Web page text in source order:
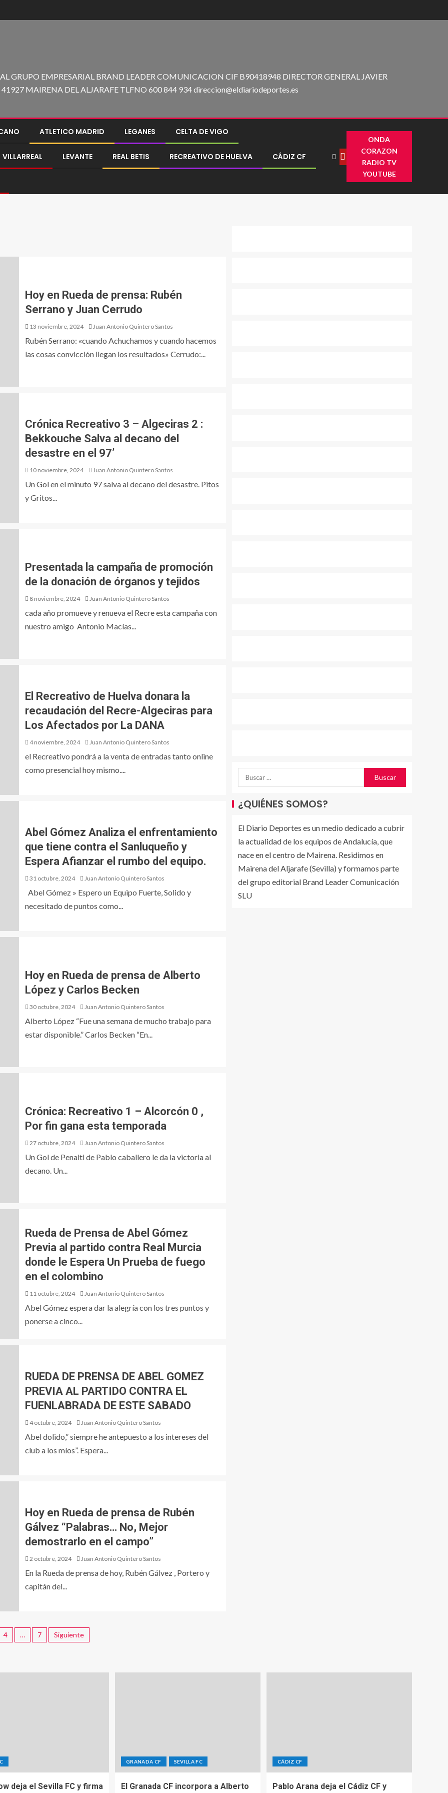
GRUPO EMPRESARIAL BRAND LEADER COMUNICACION CIF B90418948 DIRECTOR GENERAL JAVIER
MAIRENA DEL ALJARAFE TLFNO 600 844 934 direccion@eldiariodeportes.es
ATLETICO MADRID LEGANES CELTA DE VIGO
VILLARREAL LEVANTE REAL BETIS RECREATIVO DE HUELVA CÁDIZ CF
ONDA
CORAZON
RADIO TV
YOUTUBE
Hoy en Rueda de prensa: Rubén
Serrano y Juan Cerrudo
13 noviembre, 2024 Juan Antonio Quintero Santos
Rubén Serrano: «cuando Achuchamos y cuando hacemos
las cosas convicción llegan los resultados» Cerrudo:...
Crónica Recreativo 3 – Algeciras 2 :
Bekkouche Salva al decano del
desastre en el 97’
10 noviembre, 2024 Juan Antonio Quintero Santos
Un Gol en el minuto 97 salva al decano del desastre. Pitos
y Gritos...
Presentada la campaña de promoción
de la donación de órganos y tejidos
8 noviembre, 2024 Juan Antonio Quintero Santos
cada año promueve y renueva el Recre esta campaña con
nuestro amigo Antonio Macías...
El Recreativo de Huelva donara la
recaudación del Recre-Algeciras para
Los Afectados por La DANA
4 noviembre, 2024 Juan Antonio Quintero Santos
el Recreativo pondrá a la venta de entradas tanto online
como presencial hoy mismo....
Abel Gómez Analiza el enfrentamiento
que tiene contra el Sanluqueño y
Espera Afianzar el rumbo del equipo.
31 octubre, 2024 Juan Antonio Quintero Santos
Abel Gómez » Espero un Equipo Fuerte, Solido y
necesitado de puntos como...
Hoy en Rueda de prensa de Alberto
López y Carlos Becken
30 octubre, 2024 Juan Antonio Quintero Santos
Alberto López “Fue una semana de mucho trabajo para
estar disponible.” Carlos Becken “En...
Crónica: Recreativo 1 – Alcorcón 0 ,
Por fin gana esta temporada
27 octubre, 2024 Juan Antonio Quintero Santos
Un Gol de Penalti de Pablo caballero le da la victoria al
decano. Un...
Rueda de Prensa de Abel Gómez
Previa al partido contra Real Murcia
donde le Espera Un Prueba de fuego
en el colombino
11 octubre, 2024 Juan Antonio Quintero Santos
Abel Gómez espera dar la alegría con los tres puntos y
ponerse a cinco...
RUEDA DE PRENSA DE ABEL GOMEZ
PREVIA AL PARTIDO CONTRA EL
FUENLABRADA DE ESTE SABADO
4 octubre, 2024 Juan Antonio Quintero Santos
Abel dolido,” siempre he antepuesto a los intereses del
club a los míos”. Espera...
Hoy en Rueda de prensa de Rubén
Gálvez “Palabras… No, Mejor
demostrarlo en el campo”
2 octubre, 2024 Juan Antonio Quintero Santos
En la Rueda de prensa de hoy, Rubén Gálvez , Portero y
capitán del...
4 … 7 Siguiente
¿QUIÉNES SOMOS?
El Diario Deportes es un medio dedicado a cubrir
la actualidad de los equipos de Andalucía, que
nace en el centro de Mairena. Residimos en
Mairena del Aljarafe (Sevilla) y formamos parte
del grupo editorial Brand Leader Comunicación
SLU
deja el Sevilla FC y firma
GRANADA CF SEVILLA FC
El Granada CF incorpora a Alberto
CÁDIZ CF
Pablo Arana deja el Cádiz CF y